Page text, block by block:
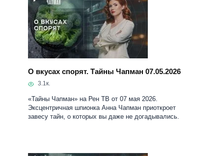
О вкусах спорят. Тайны Чапман 07.05.2026
3.1к.
«Тайны Чапман» на Рен ТВ от 07 мая 2026.
Эксцентричная шпионка Анна Чапман приоткроет
завесу тайн, о которых вы даже не догадывались.